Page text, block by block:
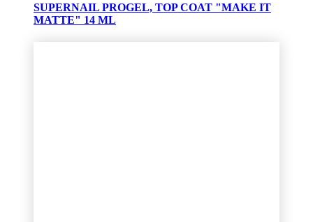
SUPERNAIL PROGEL, TOP COAT "MAKE IT
MATTE" 14 ML